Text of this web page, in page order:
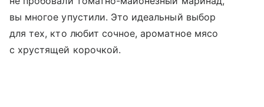
вы многое упустили. Это идеальный выбор
для тех, кто любит сочное, ароматное мясо
с хрустящей корочкой.